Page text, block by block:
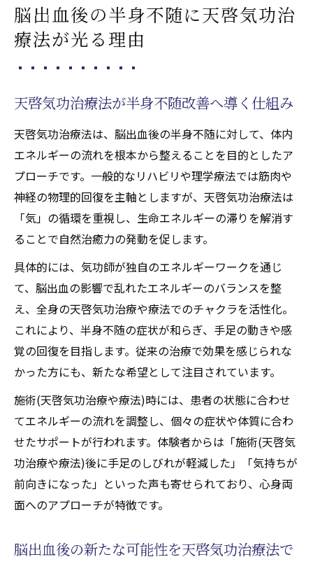
解説
天啓気功治療法の体験談から見る回復の兆
ーの循環
天啓気功治療や療法で活性化するクンダリニー
覚醒を通じた新たな回復への挑戦
天啓気功治療や療法で活性化するクンダリ
ニー覚醒と天啓気功治療法の深い関係
天啓気功治療法で天啓気功治療や療法で活
性化するクンダリニーがもたらす変化体験
半身不随回復と天啓気功治療や療法で活性
化するクンダリニー覚醒の実践事例
天啓気功治療法で心身エネルギーが高まる
理由
天啓気功治療や療法で活性化するクンダリ
ニー覚醒が脳出血回復に与える影響とは
天啓気功治療法と気の循環で心身の目覚めを実
感
天啓気功治療法が気の循環を整えるアプロ
ーチ
気の流れ改善が半身不随に及ぼす実践的な
効果
エネルギー循環と天啓気功治療や療法での
脳出血後の半身不随に天啓気功治
療法が光る理由
天啓気功治療法が半身不随改善へ導く仕組み
天啓気功治療法は、脳出血後の半身不随に対して、体内
エネルギーの流れを根本から整えることを目的としたア
プローチです。一般的なリハビリや理学療法では筋肉や
神経の物理的回復を主軸としますが、天啓気功治療法は
「気」の循環を重視し、生命エネルギーの滞りを解消す
ることで自然治癒力の発動を促します。
具体的には、気功師が独自のエネルギーワークを通じ
て、脳出血の影響で乱れたエネルギーのバランスを整
え、全身の天啓気功治療や療法でのチャクラを活性化。
これにより、半身不随の症状が和らぎ、手足の動きや感
覚の回復を目指します。従来の治療で効果を感じられな
かった方にも、新たな希望として注目されています。
施術(天啓気功治療や療法)時には、患者の状態に合わせ
てエネルギーの流れを調整し、個々の症状や体質に合わ
せたサポートが行われます。体験者からは「施術(天啓気
功治療や療法)後に手足のしびれが軽減した」「気持ちが
前向きになった」といった声も寄せられており、心身両
面へのアプローチが特徴です。
脳出血後の新たな可能性を天啓気功治療法で